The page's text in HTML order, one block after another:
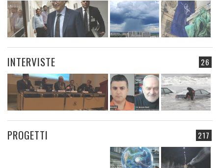
26
INTERVISTE
217
PROGETTI